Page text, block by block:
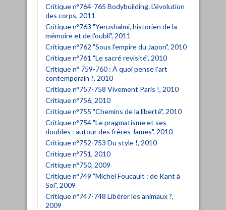
Critique n°764-765 Bodybuilding. L'évolution
des corps, 2011
Critique n°763 "Yerushalmi, historien de la
mémoire et de l'oubli", 2011
Critique n°762 "Sous l'empire du Japon", 2010
Critique n°761 "Le sacré revisité", 2010
Critique n° 759-760 : À quoi pense l'art
contemporain ?, 2010
Critique n°757-758 Vivement Paris !, 2010
Critique n°756, 2010
Critique n°755 "Chemins de la liberté", 2010
Critique n°754 "Le pragmatisme et ses
doubles : autour des frères James", 2010
Critique n°752-753 Du style !, 2010
Critique n°751, 2010
Critique n°750, 2009
Critique n°749 "Michel Foucault : de Kant à
Soi", 2009
Critique n°747-748 Libérer les animaux ?,
2009